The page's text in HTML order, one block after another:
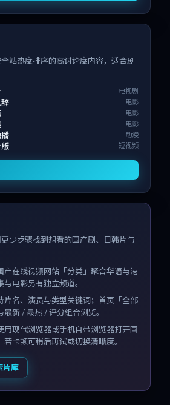
站热度排序的高讨论度内容，适合剧
电视剧
电影
电影
电影
动漫
短视频
少步骤找到想看的国产剧、日韩片与
产在线视频网站「分类」聚合华语与港
电影另有独立频道。
片名、演员与类型关键词；首页「全部
新 / 最热 / 评分组合浏览。
用现代浏览器或手机自带浏览器打开国
卡顿可稍后再试或切换清晰度。
片库